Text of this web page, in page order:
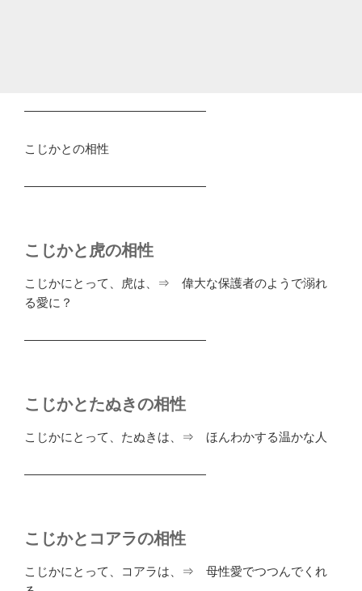
―――――――――――――――
こじかとの相性
―――――――――――――――
こじかと虎の相性
こじかにとって、虎は、⇒ 偉大な保護者のようで溺れ
る愛に？
―――――――――――――――
こじかとたぬきの相性
こじかにとって、たぬきは、⇒ ほんわかする温かな人
―――――――――――――――
こじかとコアラの相性
こじかにとって、コアラは、⇒ 母性愛でつつんでくれ